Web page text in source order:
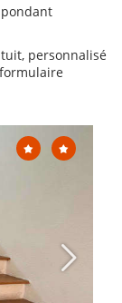
personnalisé